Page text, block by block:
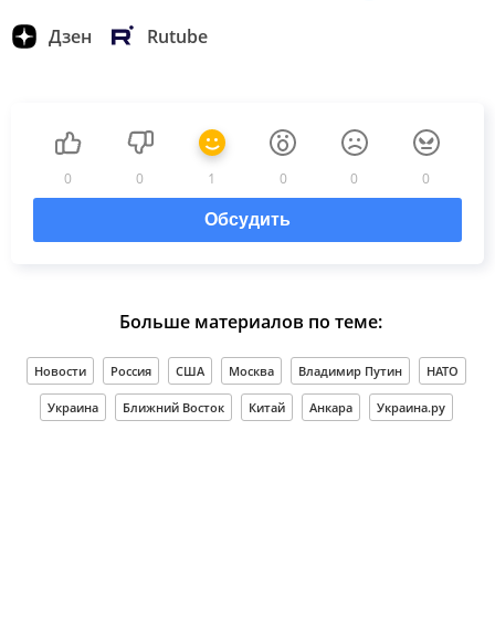
Дзен Rutube
0 0 1 0 0 0
Обсудить
Больше материалов по теме:
Новости Россия США Москва Владимир Путин НАТО
Украина Ближний Восток Китай Анкара Украина.ру